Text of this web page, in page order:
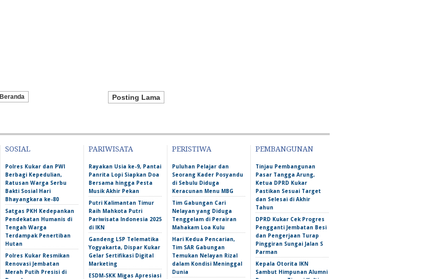
Posting Lama
Beranda
SOSIAL
Polres Kukar dan PWI
Berbagi Kepedulian,
Ratusan Warga Serbu
Bakti Sosial Hari
Bhayangkara ke-80
Satgas PKH Kedepankan
Pendekatan Humanis di
Tengah Warga
Terdampak Penertiban
Hutan
Polres Kukar Resmikan
Renovasi Jembatan
Merah Putih Presisi di
PARIWISATA
Rayakan Usia ke-9, Pantai
Panrita Lopi Siapkan Doa
Bersama hingga Pesta
Musik Akhir Pekan
Putri Kalimantan Timur
Raih Mahkota Putri
Pariwisata Indonesia 2025
di IKN
Gandeng LSP Telematika
Yogyakarta, Dispar Kukar
Gelar Sertifikasi Digital
Marketing
ESDM-SKK Migas Apresiasi
PERISTIWA
Puluhan Pelajar dan
Seorang Kader Posyandu
di Sebulu Diduga
Keracunan Menu MBG
Tim Gabungan Cari
Nelayan yang Diduga
Tenggelam di Perairan
Mahakam Loa Kulu
Hari Kedua Pencarian,
Tim SAR Gabungan
Temukan Nelayan Rizal
dalam Kondisi Meninggal
Dunia
PEMBANGUNAN
Tinjau Pembangunan
Pasar Tangga Arung,
Ketua DPRD Kukar
Pastikan Sesuai Target
dan Selesai di Akhir
Tahun
DPRD Kukar Cek Progres
Pengganti Jembatan Besi
dan Pengerjaan Turap
Pinggiran Sungai Jalan S
Parman
Kepala Otorita IKN
Sambut Himpunan Alumni